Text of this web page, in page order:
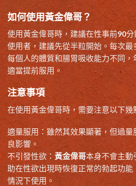
如何使用黃金偉哥？
使用黃金偉哥時，建議在性事前90
使用者，建議先從半粒開始。每次
每個人的體質和腸胃吸收能力不同
適當提前服用。
注意事項
在使用黃金偉哥時，需要注意以下幾
適量服用：雖然其效果顯著，但過
良影響。
不引發性欲： 黃金偉哥本身不會主動
助在性欲出現時恢復正常的勃起功
情況下使用。